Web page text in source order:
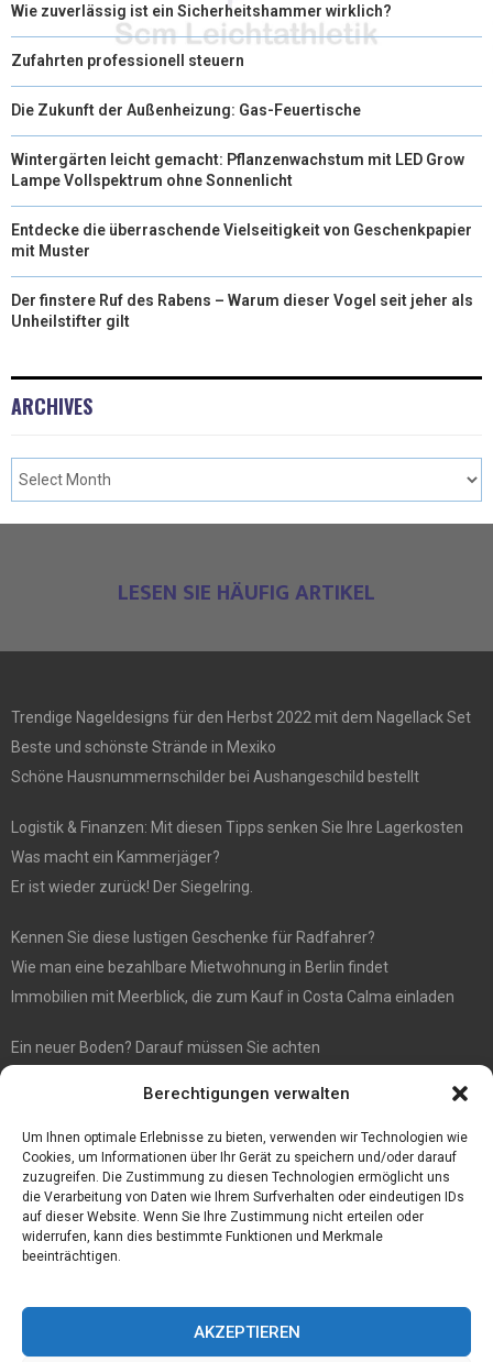
Berechtigungen verwalten
Um Ihnen optimale Erlebnisse zu bieten, verwenden wir Technologien wie
Cookies, um Informationen über Ihr Gerät zu speichern und/oder darauf
zuzugreifen. Die Zustimmung zu diesen Technologien ermöglicht uns
die Verarbeitung von Daten wie Ihrem Surfverhalten oder eindeutigen IDs
auf dieser Website. Wenn Sie Ihre Zustimmung nicht erteilen oder
widerrufen, kann dies bestimmte Funktionen und Merkmale
beeinträchtigen.
AKZEPTIEREN
Wie zuverlässig ist ein Sicherheitshammer wirklich?
Zufahrten professionell steuern
Die Zukunft der Außenheizung: Gas-Feuertische
Wintergärten leicht gemacht: Pflanzenwachstum mit LED Grow
Lampe Vollspektrum ohne Sonnenlicht
Entdecke die überraschende Vielseitigkeit von Geschenkpapier
mit Muster
Der finstere Ruf des Rabens – Warum dieser Vogel seit jeher als
Unheilstifter gilt
ARCHIVES
LESEN SIE HÄUFIG ARTIKEL
Trendige Nageldesigns für den Herbst 2022 mit dem Nagellack Set
Beste und schönste Strände in Mexiko
Schöne Hausnummernschilder bei Aushangeschild bestellt
Logistik & Finanzen: Mit diesen Tipps senken Sie Ihre Lagerkosten
Was macht ein Kammerjäger?
Er ist wieder zurück! Der Siegelring.
Kennen Sie diese lustigen Geschenke für Radfahrer?
Wie man eine bezahlbare Mietwohnung in Berlin findet
Immobilien mit Meerblick, die zum Kauf in Costa Calma einladen
Ein neuer Boden? Darauf müssen Sie achten
Eine effiziente Sackentleerung zur Optimierung der Prozessabläufe